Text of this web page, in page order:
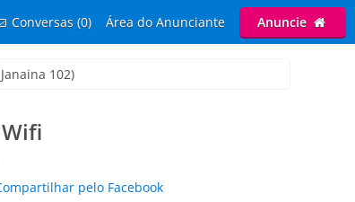
Conversas (0) Área do Anunciante Anuncie
102)
pelo Facebook